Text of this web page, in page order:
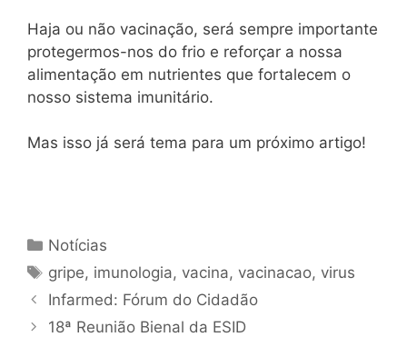
Haja ou não vacinação, será sempre importante
protegermos-nos do frio e reforçar a nossa
alimentação em nutrientes que fortalecem o
nosso sistema imunitário.
Mas isso já será tema para um próximo artigo!
Categorias
Notícias
Etiquetas
gripe, imunologia, vacina, vacinacao, virus
Infarmed: Fórum do Cidadão
18ª Reunião Bienal da ESID